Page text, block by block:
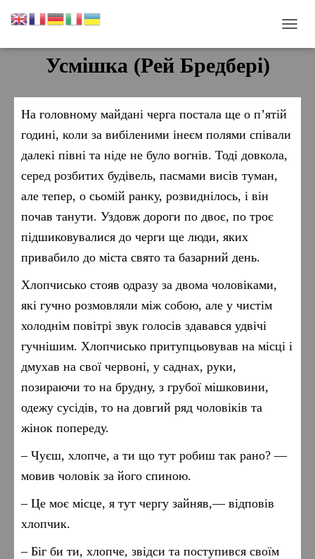
Е
Т
Усмішка (Рей Бредбері)
На головному майдані черга постала ще о п’ятій
годині, коли за вибіленими інеєм полями співали
далекі півні та ніде не було вогнів. Тоді довкола,
серед розбитих будівель, пасмами висів туман,
але тепер, о сьомій ранку, розвиднілось, і він
почав танути. Уздовж дороги по двоє, по троє
підшиковувалися до черги ще люди, яких
привабило до міста свято та базарний день.
Хлопчисько стояв одразу за двома чоловіками,
які гучно розмовляли між собою, але у чистім
холоднім повітрі звук голосів здавався удвічі
гучнішим. Хлопчисько притупцьовував на місці і
дмухав на свої червоні, у саднах, руки,
позираючи то на брудну, з грубої мішковини,
одежу сусідів, то на довгий ряд чоловіків та
жінок попереду.
– Чуєш, хлопче, а ти що тут робиш так рано? —
мовив чоловік за його спиною.
– Це моє місце, я тут чергу зайняв,— відповів
хлопчик.
– Біг би ти, хлопче, звідси та поступився своїм